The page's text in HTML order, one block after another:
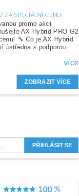
ZA SPECIÁLNÍ CENU
promo akci
AX Hybrid PRO G2
🔧 Co je AX Hybrid
ústředna s podporou
více
ZOBRAZIT VÍCE